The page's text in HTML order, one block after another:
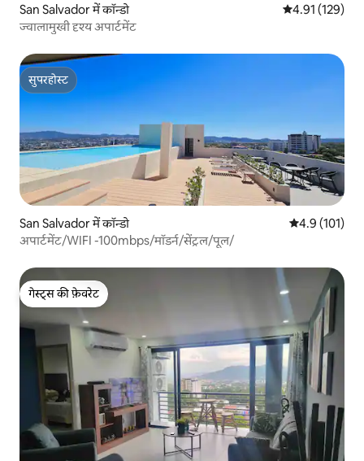
San Salvador में कॉन्डो औसत रेटिंग 5 में से
4.91 (129)
ज्वालामुखी दृश्य अपार्टमेंट
सुपरहोस्ट
सुपरहोस्ट
San Salvador में कॉन्डो औसत रेटिंग 5 में
4.9 (101)
अपार्टमेंट/WIFI -100mbps/मॉडर्न/सेंट्रल/पूल/
गेस्ट्स की फ़ेवरेट
गेस्ट्स की फ़ेवरेट